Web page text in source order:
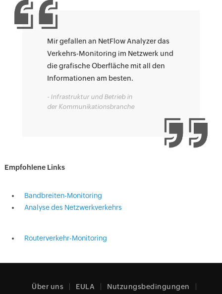
Mir gefallen an NetFlow Analyzer das
Verkehrs-Monitoring im Netzwerk und
die grafische Oberfläche mit all den
Informationen am besten.
- Infrastruktur und Betrieb in
der Kommunikationsbranche
Empfohlene Links
Bandbreiten-Monitoring
Analyse des Netzwerkverkehrs
Routerverkehr-Monitoring
Über uns EULA Nutzungsbedingungen